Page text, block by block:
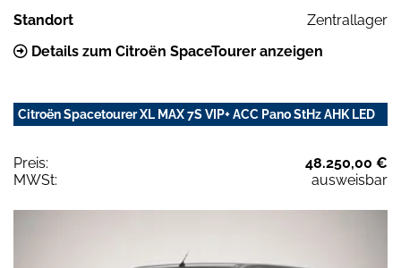
Standort
Zentrallager
Details zum Citroën SpaceTourer anzeigen
Citroën Spacetourer XL MAX 7S VIP+ ACC Pano StHz AHK LED
Preis:
48.250,00 €
MWSt:
ausweisbar